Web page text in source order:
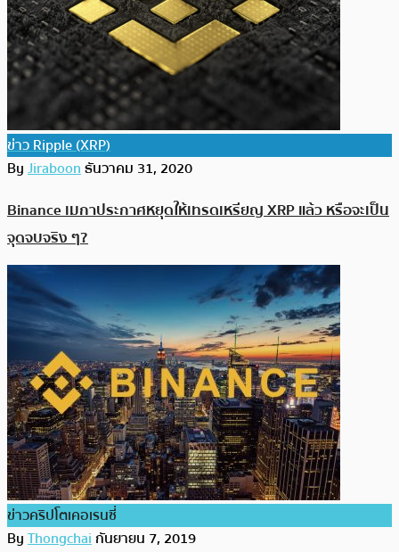
ข่าว Ripple (XRP)
ByJiraboonธันวาคม 31, 2020
Binance เมกาประกาศหยุดให้เทรดเหรียญ XRP แล้ว หรือจะเป็น
จุดจบจริง ๆ?
ข่าวคริปโตเคอเรนซี่
ByThongchaiกันยายน 7, 2019